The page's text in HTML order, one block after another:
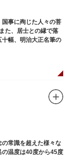
事に殉じた人々の菩
た、居士との縁で落
幅、明治大正名筆の
常識を超えた様々な
の温度は40度から45度